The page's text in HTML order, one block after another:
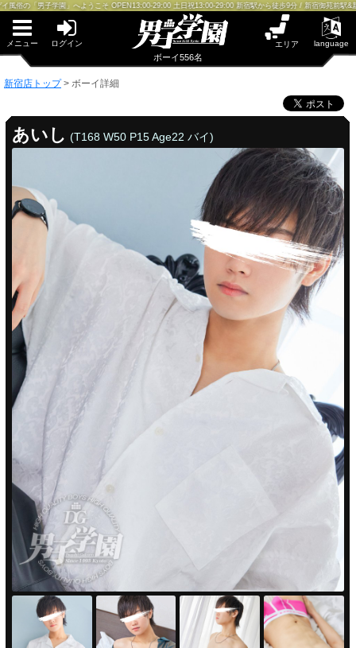
学園」へようこそ OPEN13:00-29:00 土日祝13:00-29:00 新宿駅から徒歩9分 / 新宿御苑前駅&新宿三丁目駅
新宿店
メニュー ログイン エリア language
ボーイ556名
サテライト大宮
PUA'八重洲
PUA'新橋
PUA'蒲田
PUA'羽田
PUA'吉祥寺
PUA立川
PUA町田
×閉じる
PUA四日市
PUA津
×閉じる
PUA和歌山
PUA奈良
PUA加古川
PUA姫路
×閉じる
PUA鹿児島
×閉じる
新宿店トップ> ボーイ詳細
あいし (T168 W50 P15 Age22 バイ)